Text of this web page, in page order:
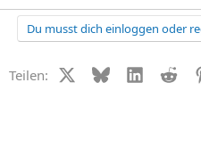
Du musst dich einloggen oder
Teilen: X (Twitter)
BlueskyLinkedIn